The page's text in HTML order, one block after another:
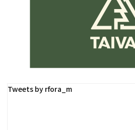
Tweets by rfora_m